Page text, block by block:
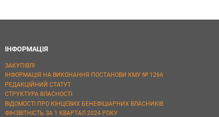
ІНФОРМАЦІЯ
ЗАКУПІВЛІ
ІНФОРМАЦІЯ НА ВИКОНАННЯ ПОСТАНОВИ КМУ № 1266
РЕДАКЦІЙНИЙ СТАТУТ
СТРУКТУРА ВЛАСНОСТІ
ВІДОМОСТІ ПРО КІНЦЕВИХ БЕНЕФІЦІАРНИХ ВЛАСНИКІВ
ФІНЗВІТНІСТЬ ЗА 1 КВАРТАЛ 2024 РОКУ